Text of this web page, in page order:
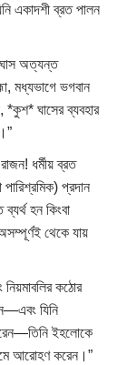
একাদশী ব্রত পালন
ঘাস অত্যন্ত
মধ্যভাগে ভগবান
*কুশ* ঘাসের ব্যবহার
ধর্মীয় ব্রত
প্রদান
হন কিংবা
থেকে যায়
কঠোর
যিনি
ইহলোকে
আরোহণ করেন।”